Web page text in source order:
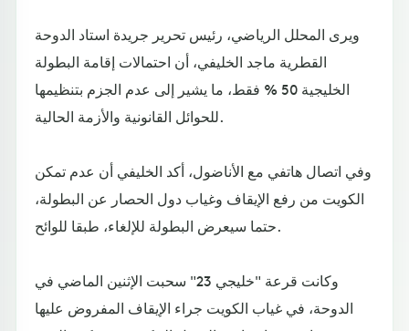
ويرى المحلل الرياضي، رئيس تحرير جريدة استاد الدوحة
القطرية ماجد الخليفي، أن احتمالات إقامة البطولة
الخليجية 50 % فقط، ما يشير إلى عدم الجزم بتنظيمها
للحوائل القانونية والأزمة الحالية.
وفي اتصال هاتفي مع الأناضول، أكد الخليفي أن عدم تمكن
الكويت من رفع الإيقاف وغياب دول الحصار عن البطولة،
حتما سيعرض البطولة للإلغاء، طبقا للوائح.
وكانت قرعة "خليجي 23" سحبت الإثنين الماضي في
الدوحة، في غياب الكويت جراء الإيقاف المفروض عليها